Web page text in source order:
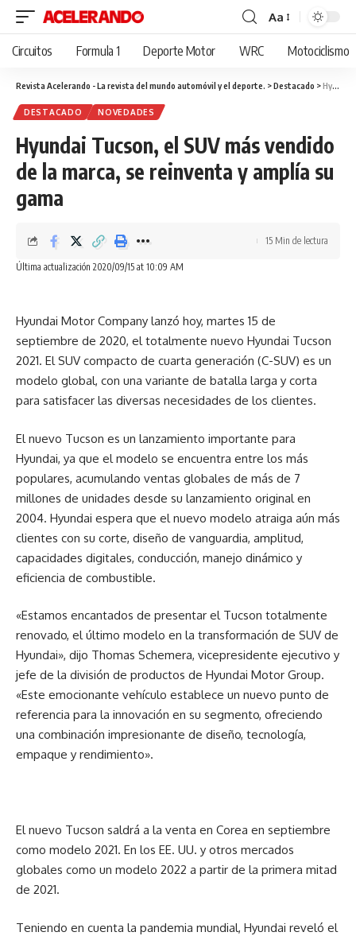
Cambiar
tamaño
fuente
Aa
Circuitos Formula 1 Deporte Motor WRC Motociclismo
Revista Acelerando - La revista del mundo automóvil y el deporte. >Destacado >Hyundai Tucson, el SUV más vendido de la marca, se reinventa y amplía su gama
DESTACADO NOVEDADES
Hyundai Tucson, el SUV más vendido
de la marca, se reinventa y amplía su
gama
Última actualización 2020/09/15 at 10:09 AM
15 Min de lectura
Hyundai Motor Company lanzó hoy, martes 15 de
septiembre de 2020, el totalmente nuevo Hyundai Tucson
2021. El SUV compacto de cuarta generación (C-SUV) es un
modelo global, con una variante de batalla larga y corta
para satisfacer las diversas necesidades de los clientes.
El nuevo Tucson es un lanzamiento importante para
Hyundai, ya que el modelo se encuentra entre los más
populares, acumulando ventas globales de más de 7
millones de unidades desde su lanzamiento original en
2004. Hyundai espera que el nuevo modelo atraiga aún más
clientes con su corte, diseño de vanguardia, amplitud,
capacidades digitales, conducción, manejo dinámico y
eficiencia de combustible.
«Estamos encantados de presentar el Tucson totalmente
renovado, el último modelo en la transformación de SUV de
Hyundai», dijo Thomas Schemera, vicepresidente ejecutivo y
jefe de la división de productos de Hyundai Motor Group.
«Este emocionante vehículo establece un nuevo punto de
referencia para la innovación en su segmento, ofreciendo
una combinación impresionante de diseño, tecnología,
empaque y rendimiento».
El nuevo Tucson saldrá a la venta en Corea en septiembre
como modelo 2021. En los EE. UU. y otros mercados
globales como un modelo 2022 a partir de la primera mitad
de 2021.
Teniendo en cuenta la pandemia mundial, Hyundai reveló el